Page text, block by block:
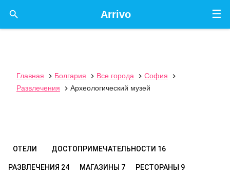
☰
Arrivo

Главная  Болгария  Все города  София

Развлечения
 Археологический музей
ОТЕЛИ ДОСТОПРИМЕЧАТЕЛЬНОСТИ 16
РАЗВЛЕЧЕНИЯ 24 МАГАЗИНЫ 7 РЕСТОРАНЫ 9